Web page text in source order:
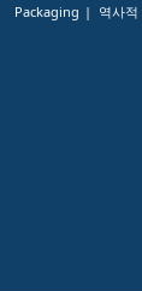
Packaging
역사적